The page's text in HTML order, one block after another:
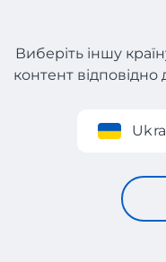
Реєстрація
Виберіть іншу
контент
Білизна